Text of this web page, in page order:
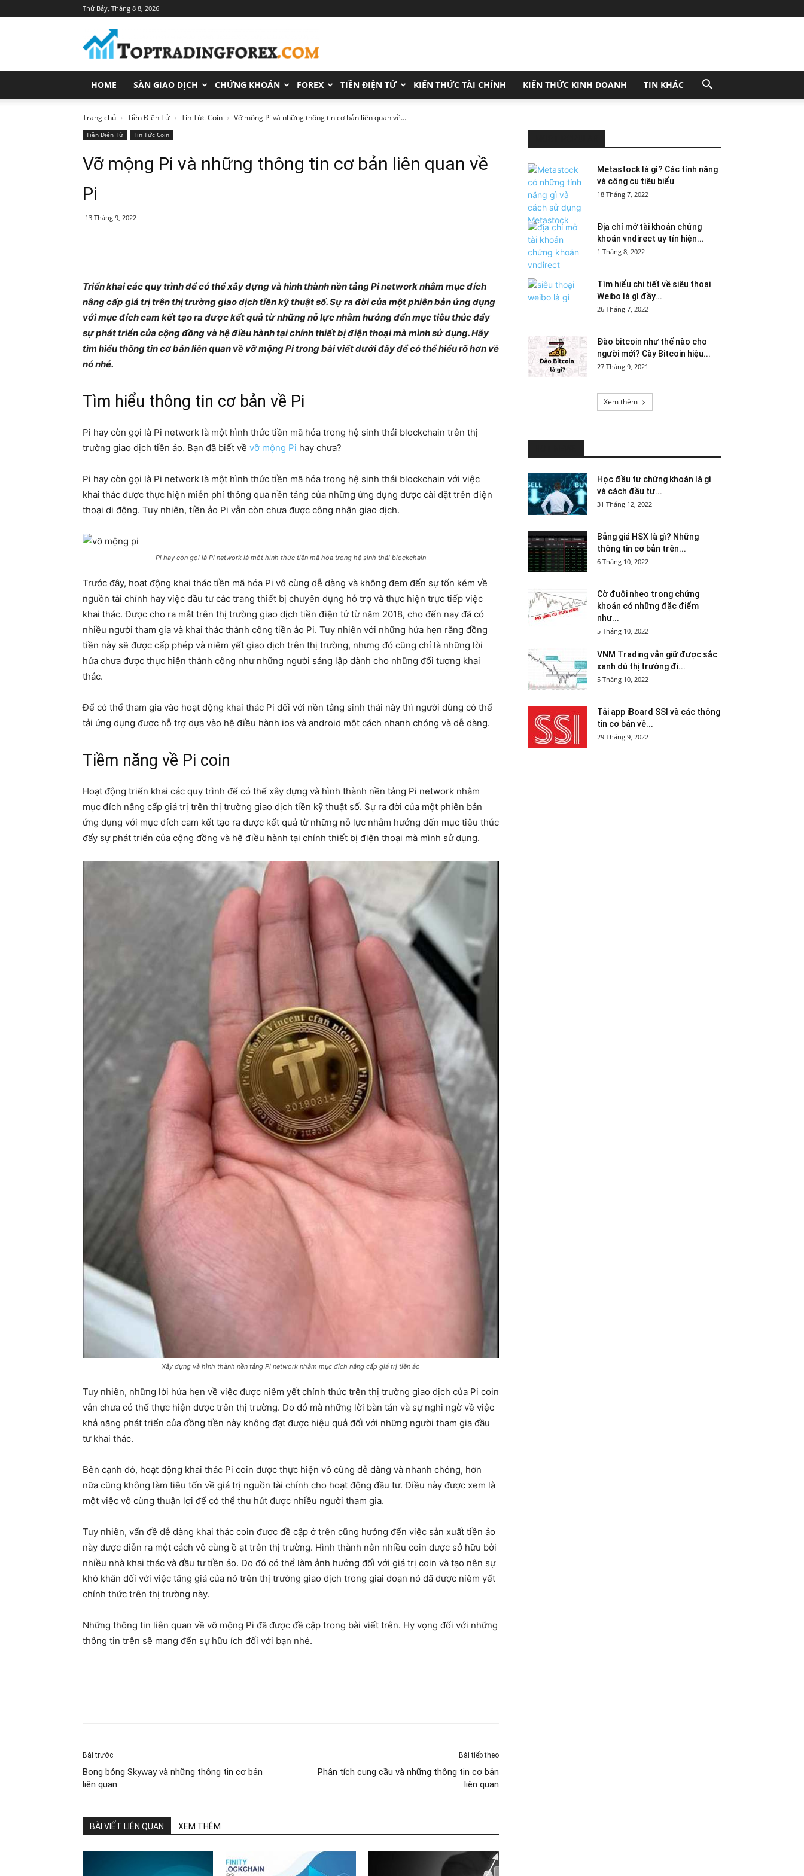
Thứ Bảy, Tháng 8 8, 2026
Trang
Tin
Tức
Đầu
Tư
Chính
HOME SÀN GIAO DỊCH CHỨNG KHOÁN FOREX TIỀN ĐIỆN TỬ KIẾN THỨC TÀI CHÍNH KIẾN THỨC KINH DOANH TIN KHÁC
Trang chủ Tiền Điện Tử Tin Tức Coin Vỡ mộng Pi và những thông tin cơ bản liên quan về...
Tiền Điện Tử Tin Tức Coin
Vỡ mộng Pi và những thông tin cơ bản liên quan về
Pi
13 Tháng 9, 2022
Triển khai các quy trình để có thể xây dựng và hình thành nền tảng Pi network nhằm mục đích
nâng cấp giá trị trên thị trường giao dịch tiền kỹ thuật số. Sự ra đời của một phiên bản ứng dụng
với mục đích cam kết tạo ra được kết quả từ những nỗ lực nhằm hướng đến mục tiêu thúc đẩy
sự phát triển của cộng đồng và hệ điều hành tại chính thiết bị điện thoại mà mình sử dụng. Hãy
tìm hiểu thông tin cơ bản liên quan về vỡ mộng Pi trong bài viết dưới đây để có thể hiểu rõ hơn về
nó nhé.
Tìm hiểu thông tin cơ bản về Pi
Pi hay còn gọi là Pi network là một hình thức tiền mã hóa trong hệ sinh thái blockchain trên thị
trường giao dịch tiền ảo. Bạn đã biết về vỡ mộng Pi hay chưa?
Pi hay còn gọi là Pi network là một hình thức tiền mã hóa trong hệ sinh thái blockchain với việc
khai thác được thực hiện miễn phí thông qua nền tảng của những ứng dụng được cài đặt trên điện
thoại di động. Tuy nhiên, tiền ảo Pi vẫn còn chưa được công nhận giao dịch.
Pi hay còn gọi là Pi network là một hình thức tiền mã hóa trong hệ sinh thái blockchain
Trước đây, hoạt động khai thác tiền mã hóa Pi vô cùng dễ dàng và không đem đến sự tốn kém về
nguồn tài chính hay việc đầu tư các trang thiết bị chuyên dụng hỗ trợ và thực hiện trực tiếp việc
khai thác. Được cho ra mắt trên thị trường giao dịch tiền điện tử từ năm 2018, cho đến nay đã có
nhiều người tham gia và khai thác thành công tiền ảo Pi. Tuy nhiên với những hứa hẹn rằng đồng
tiền này sẽ được cấp phép và niêm yết giao dịch trên thị trường, nhưng đó cũng chỉ là những lời
hứa chưa được thực hiện thành công như những người sáng lập dành cho những đối tượng khai
thác.
Để có thể tham gia vào hoạt động khai thác Pi đối với nền tảng sinh thái này thì người dùng có thể
tải ứng dụng được hỗ trợ dựa vào hệ điều hành ios và android một cách nhanh chóng và dễ dàng.
Tiềm năng về Pi coin
Hoạt động triển khai các quy trình để có thể xây dựng và hình thành nền tảng Pi network nhằm
mục đích nâng cấp giá trị trên thị trường giao dịch tiền kỹ thuật số. Sự ra đời của một phiên bản
ứng dụng với mục đích cam kết tạo ra được kết quả từ những nỗ lực nhằm hướng đến mục tiêu thúc
đẩy sự phát triển của cộng đồng và hệ điều hành tại chính thiết bị điện thoại mà mình sử dụng.
Xây dựng và hình thành nền tảng Pi network nhằm mục đích nâng cấp giá trị tiền ảo
Tuy nhiên, những lời hứa hẹn về việc được niêm yết chính thức trên thị trường giao dịch của Pi coin
vẫn chưa có thể thực hiện được trên thị trường. Do đó mà những lời bàn tán và sự nghi ngờ về việc
khả năng phát triển của đồng tiền này không đạt được hiệu quả đối với những người tham gia đầu
tư khai thác.
Bên cạnh đó, hoạt động khai thác Pi coin được thực hiện vô cùng dễ dàng và nhanh chóng, hơn
nữa cũng không làm tiêu tốn về giá trị nguồn tài chính cho hoạt động đầu tư. Điều này được xem là
một việc vô cùng thuận lợi để có thể thu hút được nhiều người tham gia.
Tuy nhiên, vấn đề dễ dàng khai thác coin được đề cập ở trên cũng hướng đến việc sản xuất tiền ảo
này được diễn ra một cách vô cùng ồ ạt trên thị trường. Hình thành nên nhiều coin được sở hữu bởi
nhiều nhà khai thác và đầu tư tiền ảo. Do đó có thể làm ảnh hưởng đối với giá trị coin và tạo nên sự
khó khăn đối với việc tăng giá của nó trên thị trường giao dịch trong giai đoạn nó đã được niêm yết
chính thức trên thị trường này.
Những thông tin liên quan về vỡ mộng Pi đã được đề cập trong bài viết trên. Hy vọng đối với những
thông tin trên sẽ mang đến sự hữu ích đối với bạn nhé.
Bài trước
Bong bóng Skyway và những thông tin cơ bản
liên quan
Bài tiếp theo
Phân tích cung cầu và những thông tin cơ bản
liên quan
BÀI VIẾT LIÊN QUAN XEM THÊM
Metastock là gì? Các tính năng
và công cụ tiêu biểu
18 Tháng 7, 2022
Địa chỉ mở tài khoản chứng
khoán vndirect uy tín hiện...
1 Tháng 8, 2022
Tìm hiểu chi tiết về siêu thoại
Weibo là gì đầy...
26 Tháng 7, 2022
Đào bitcoin như thế nào cho
người mới? Cày Bitcoin hiệu...
27 Tháng 9, 2021
Xem thêm
Học đầu tư chứng khoán là gì
và cách đầu tư...
31 Tháng 12, 2022
Bảng giá HSX là gì? Những
thông tin cơ bản trên...
6 Tháng 10, 2022
Cờ đuôi nheo trong chứng
khoán có những đặc điểm
như...
5 Tháng 10, 2022
VNM Trading vẫn giữ được sắc
xanh dù thị trường đi...
5 Tháng 10, 2022
Tải app iBoard SSI và các thông
tin cơ bản về...
29 Tháng 9, 2022